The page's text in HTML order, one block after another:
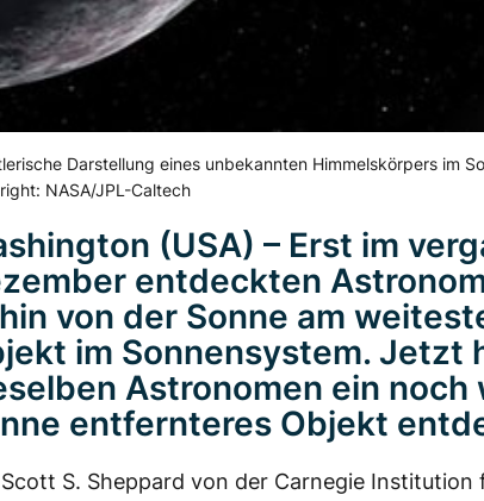
Darstellung eines unbekannten Himmelskörpers im
NASA/JPL-Caltech
(USA) – Erst im
entdeckten
von der Sonne am
im Sonnensystem. Jetzt
Astronomen ein noch
entfernteres Objekt
S. Sheppard von der Carnegie Institution